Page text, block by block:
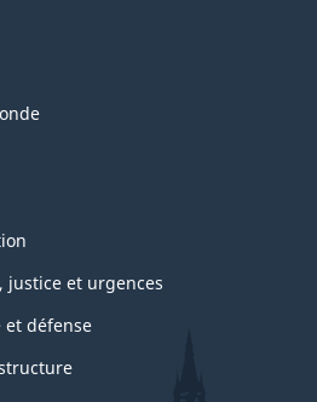
justice et urgences
et défense